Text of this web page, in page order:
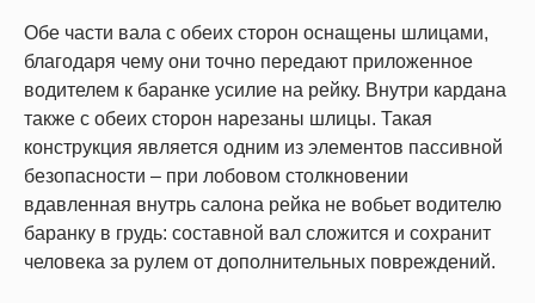
Обе части вала с обеих сторон оснащены шлицами,
благодаря чему они точно передают приложенное
водителем к баранке усилие на рейку. Внутри кардана
также с обеих сторон нарезаны шлицы. Такая
конструкция является одним из элементов пассивной
безопасности – при лобовом столкновении
вдавленная внутрь салона рейка не вобьет водителю
баранку в грудь: составной вал сложится и сохранит
человека за рулем от дополнительных повреждений.